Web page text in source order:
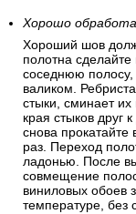
Хорошо
Хороший шов
полотна
соседнюю полосу,
валиком.
стыки, сминает
края стыков друг
снова прокатайте
раз. Переход
ладонью. После
совмещение
виниловых обоев
температуре, без